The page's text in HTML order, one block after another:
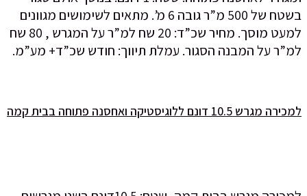
בשטח של 500 מ”ר גובה 6 מ’. מתאים לשימושים מגוונים
למעט מוסך. מחיר שכ”ד: 20 שח למ”ר על המגרש , 80 שח
למ”ר על המבנה הסגור. עמלת תיווך: חודש שכ”ד+ מע”מ.
למכירה מגרש 10.5 דונם ללוגיסטיקה ואחסנה פתוחה בבית קמה